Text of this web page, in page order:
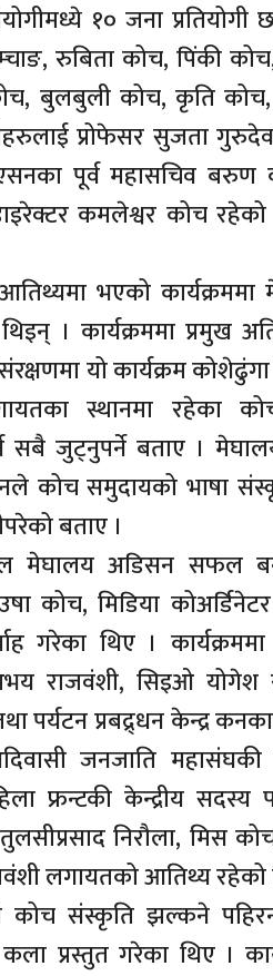
१० जना
रुबिता कोच, पिंकी
बुलबुली कोच, कृति कोच,
प्रोफेसर सुजता
पूर्व महासचिव बरुण
कमलेश्वर कोच
भएको
। कार्यक्रममा प्रमुख
यो कार्यक्रम
स्थानमा रहेका
सबै जुट्नुपर्ने बताए ।
कोच समुदायको भाषा
बताए ।
मेघालय अडिसन सफल
कोच, मिडिया
गरेका थिए ।
राजवंशी, सिइओ योगेश
पर्यटन प्रबद्र्धन केन्द्र
जनजाति
फ्रन्टकी केन्द्रीय सदस्य
निरौला, मिस
लगायतको आतिथ्य रहेको
कोच संस्कृति झल्कने
प्रस्तुत गरेका थिए ।